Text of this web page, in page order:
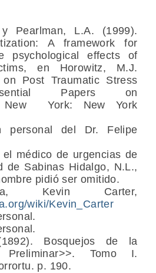
Pearlman, L.A. (1999).
A framework for
psychological effects of
en Horowitz, M.J.
Post Traumatic Stress
Papers on
New York: New York
personal del Dr. Felipe
el médico de urgencias de
de Sabinas Hidalgo, N.L.,
pidió ser omitido.
Kevin Carter,
wiki/Kevin_Carter
Bosquejos de la
Preliminar>>. Tomo I.
p. 190.